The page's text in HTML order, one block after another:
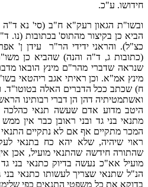
חידושו. ע"כ.
ובשו"ת הגאון רעק"א ח"ב (סי' נא ד"ה
הביא כן בקיצור מהתוס' בכתובות (נו.
כצ"ל). והראני ידידי הר"ר עידן ן'
(כתובות ג, ד"ה והנה) שהביא כן
שנראה שדברי מהר"ם מינץ הובאו
מינץ אמ"א. וכן ראיתי אגב ריהטאי
ח) שכתב ככל הדברים האלה בטוטו"ד.
ואשתמטיתיה דהן הן דברי רבותינו
היטב מדוע אדם שעשה תנאי
מתנאי בני גד ובני ראובן כבר אין
המכר מתקיים אף אם לא נתקיים התנאי
ראוי שיהיה, שלא יהא כח בתנאי
שהתורה חידשה שהתנאי מועיל, אכן
מועיל אא"כ נעשה בדיוק כתנאי בני גד
הנ"ל שתנאי שצריך לעשותו כתנאי בני
בדוקא את כל משפטי התנאים כפי